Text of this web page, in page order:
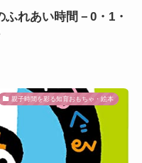
れあい時間－0・1・
親子時間を彩る知育おもちゃ・絵本